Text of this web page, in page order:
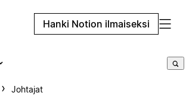
Hanki Notion ilmaiseksi
Johtajat